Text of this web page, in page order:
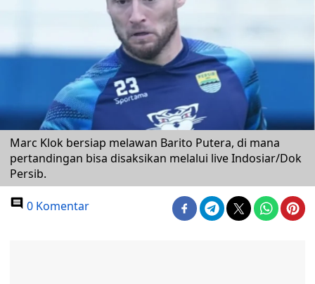
Marc Klok bersiap melawan Barito Putera, di mana
pertandingan bisa disaksikan melalui live Indosiar/Dok
Persib.
0 Komentar